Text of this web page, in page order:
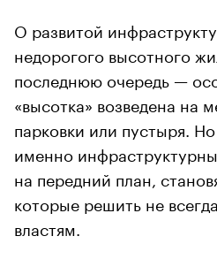
О развитой
недорогого высотного
последнюю очередь —
«высотка» возведена на
парковки или пустыря.
именно
на передний план,
которые решить не
властям.